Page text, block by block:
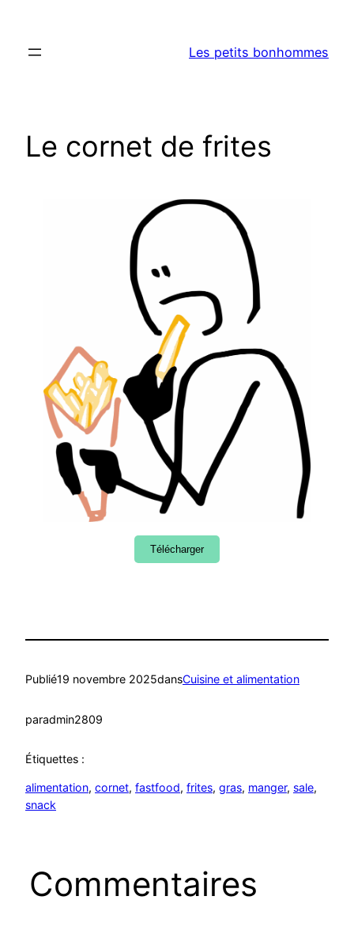
contenu
Les petits bonhommes
Le cornet de frites
Télécharger
Publié19 novembre 2025dansCuisine et alimentation
paradmin2809
Étiquettes :
alimentation, cornet, fastfood, frites, gras, manger, sale
snack
Commentaires